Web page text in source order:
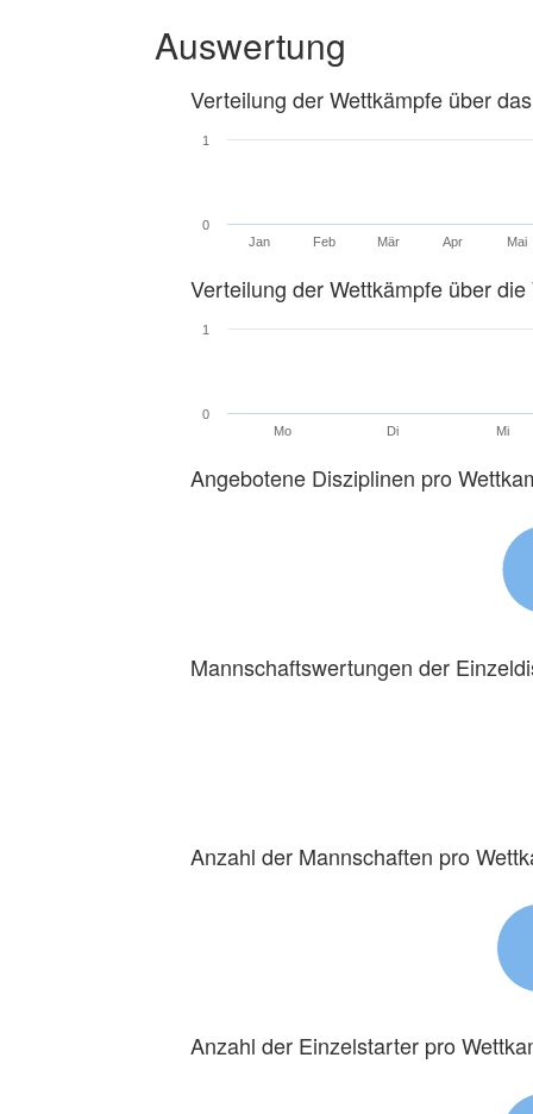
Auswertung
Verteilung der Wettkämpfe über
Jan Feb Mär Apr Mai
0
1
Verteilung der Wettkämpfe über die
Mo Di Mi
0
1
Angebotene Disziplinen pro
Mannschaftswertungen der
Anzahl der Mannschaften pro
Anzahl der Einzelstarter pro